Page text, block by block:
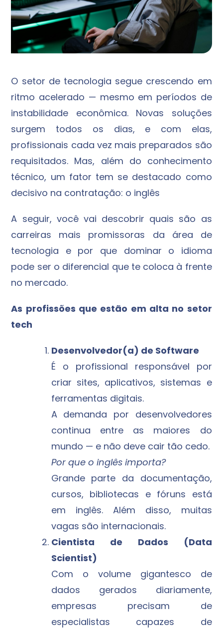
O setor de tecnologia segue crescendo em
ritmo acelerado — mesmo em períodos de
instabilidade econômica. Novas soluções
surgem todos os dias, e com elas,
profissionais cada vez mais preparados são
requisitados. Mas, além do conhecimento
técnico, um fator tem se destacado como
decisivo na contratação: o inglês
A seguir, você vai descobrir quais são as
carreiras mais promissoras da área de
tecnologia e por que dominar o idioma
pode ser o diferencial que te coloca à frente
no mercado.
As profissões que estão em alta no setor
tech
Desenvolvedor(a) de Software
É o profissional responsável por
criar sites, aplicativos, sistemas e
ferramentas digitais.
A demanda por desenvolvedores
continua entre as maiores do
mundo — e não deve cair tão cedo.
Por que o inglês importa?
Grande parte da documentação,
cursos, bibliotecas e fóruns está
em inglês. Além disso, muitas
vagas são internacionais.
Cientista de Dados (Data
Scientist)
Com o volume gigantesco de
dados gerados diariamente,
empresas precisam de
especialistas capazes de